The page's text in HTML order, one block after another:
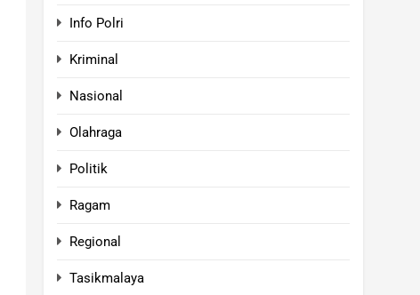
Info Polri
Kriminal
Nasional
Olahraga
Politik
Ragam
Regional
Tasikmalaya